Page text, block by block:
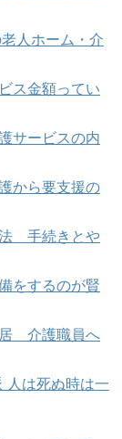
人ホーム・介
ス金額ってい
サービスの内
から要支援の
法 手続きとや
をするのが賢
居 介護職員へ
人は死ぬ時は一